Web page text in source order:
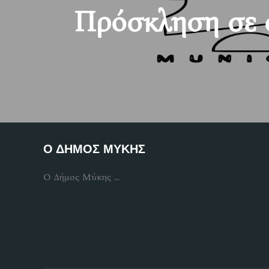
Πρόσκληση σε
Ο ΔΗΜΟΣ ΜΥΚΗΣ
Ο Δήμος Μύκης ...